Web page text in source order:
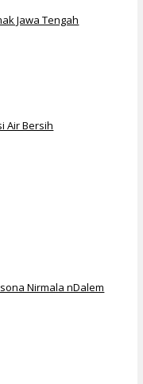
Jawa Tengah
Air Bersih
Nirmala nDalem